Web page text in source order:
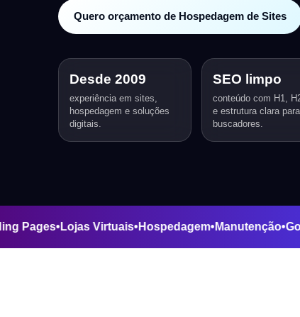
Quero orçamento de Hospedagem de Sites
Desde 2009
experiência em sites,
hospedagem e soluções
digitais.
SEO limpo
conteúdo com H1,
e estrutura clara para
buscadores.
•Landing Pages•Lojas Virtuais•Hospedagem•